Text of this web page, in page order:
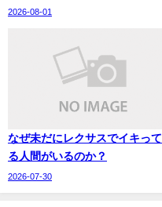
2026-08-01
なぜ未だにレクサスでイキって
る人間がいるのか？
2026-07-30